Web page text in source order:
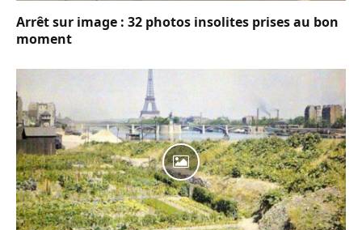
Arrêt sur image : 32 photos insolites prises au bon
moment